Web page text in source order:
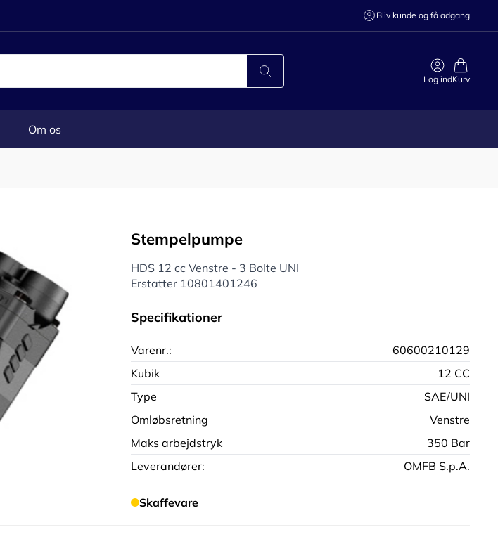
Bliv kunde og få adgang
Log indKurv
Om os
Stempelpumpe
HDS 12 cc Venstre - 3 Bolte UNI
Erstatter 10801401246
Specifikationer
Varenr.:
60600210129
Kubik
12 CC
Type
SAE/UNI
Omløbsretning
Venstre
Maks arbejdstryk
350 Bar
Leverandører:
OMFB S.p.A.
Skaffevare